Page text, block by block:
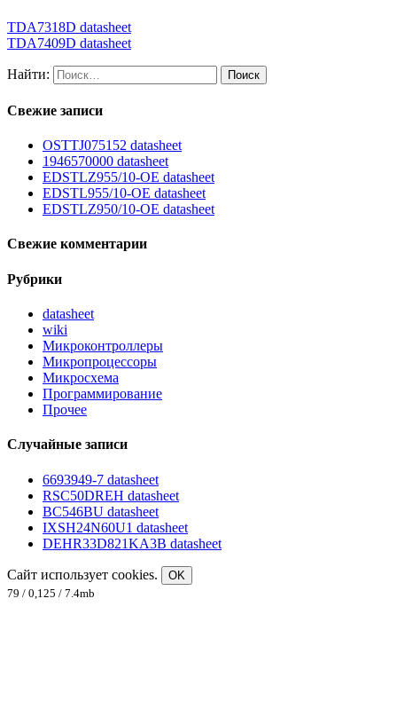
TDA7318D datasheet
TDA7409D datasheet
Найти:
Свежие записи
OSTTJ075152 datasheet
1946570000 datasheet
EDSTLZ955/10-OE datasheet
EDSTL955/10-OE datasheet
EDSTLZ950/10-OE datasheet
Свежие комментарии
Рубрики
datasheet
wiki
Микроконтроллеры
Микропроцессоры
Микросхема
Программирование
Прочее
Случайные записи
6693949-7 datasheet
RSC50DREH datasheet
BC546BU datasheet
IXSH24N60U1 datasheet
DEHR33D821KA3B datasheet
Сайт использует cookies.
OK
79 / 0,125 / 7.4mb